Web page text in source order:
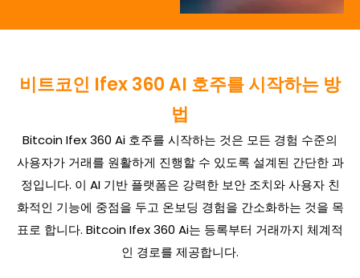
비트코인 Ifex 360 AI 호주를 시작하는 방
법
Bitcoin Ifex 360 Ai 호주를 시작하는 것은 모든 경험 수준의
사용자가 거래를 원활하게 진행할 수 있도록 설계된 간단한 과
정입니다. 이 AI 기반 플랫폼은 강력한 보안 조치와 사용자 친
화적인 기능에 중점을 두고 온보딩 경험을 간소화하는 것을 목
표로 합니다. Bitcoin Ifex 360 Ai는 등록부터 거래까지 체계적
인 경로를 제공합니다.